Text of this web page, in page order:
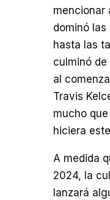
mencionar
dominó
hasta las
culminó
al
Travis
mucho
hiciera
A medida
2024, la
lanzará